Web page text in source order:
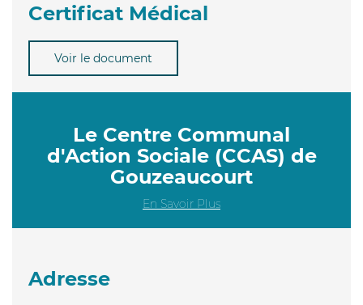
Certificat Médical
Voir le document
Le Centre Communal
d'Action Sociale (CCAS) de
Gouzeaucourt
En Savoir Plus
Adresse